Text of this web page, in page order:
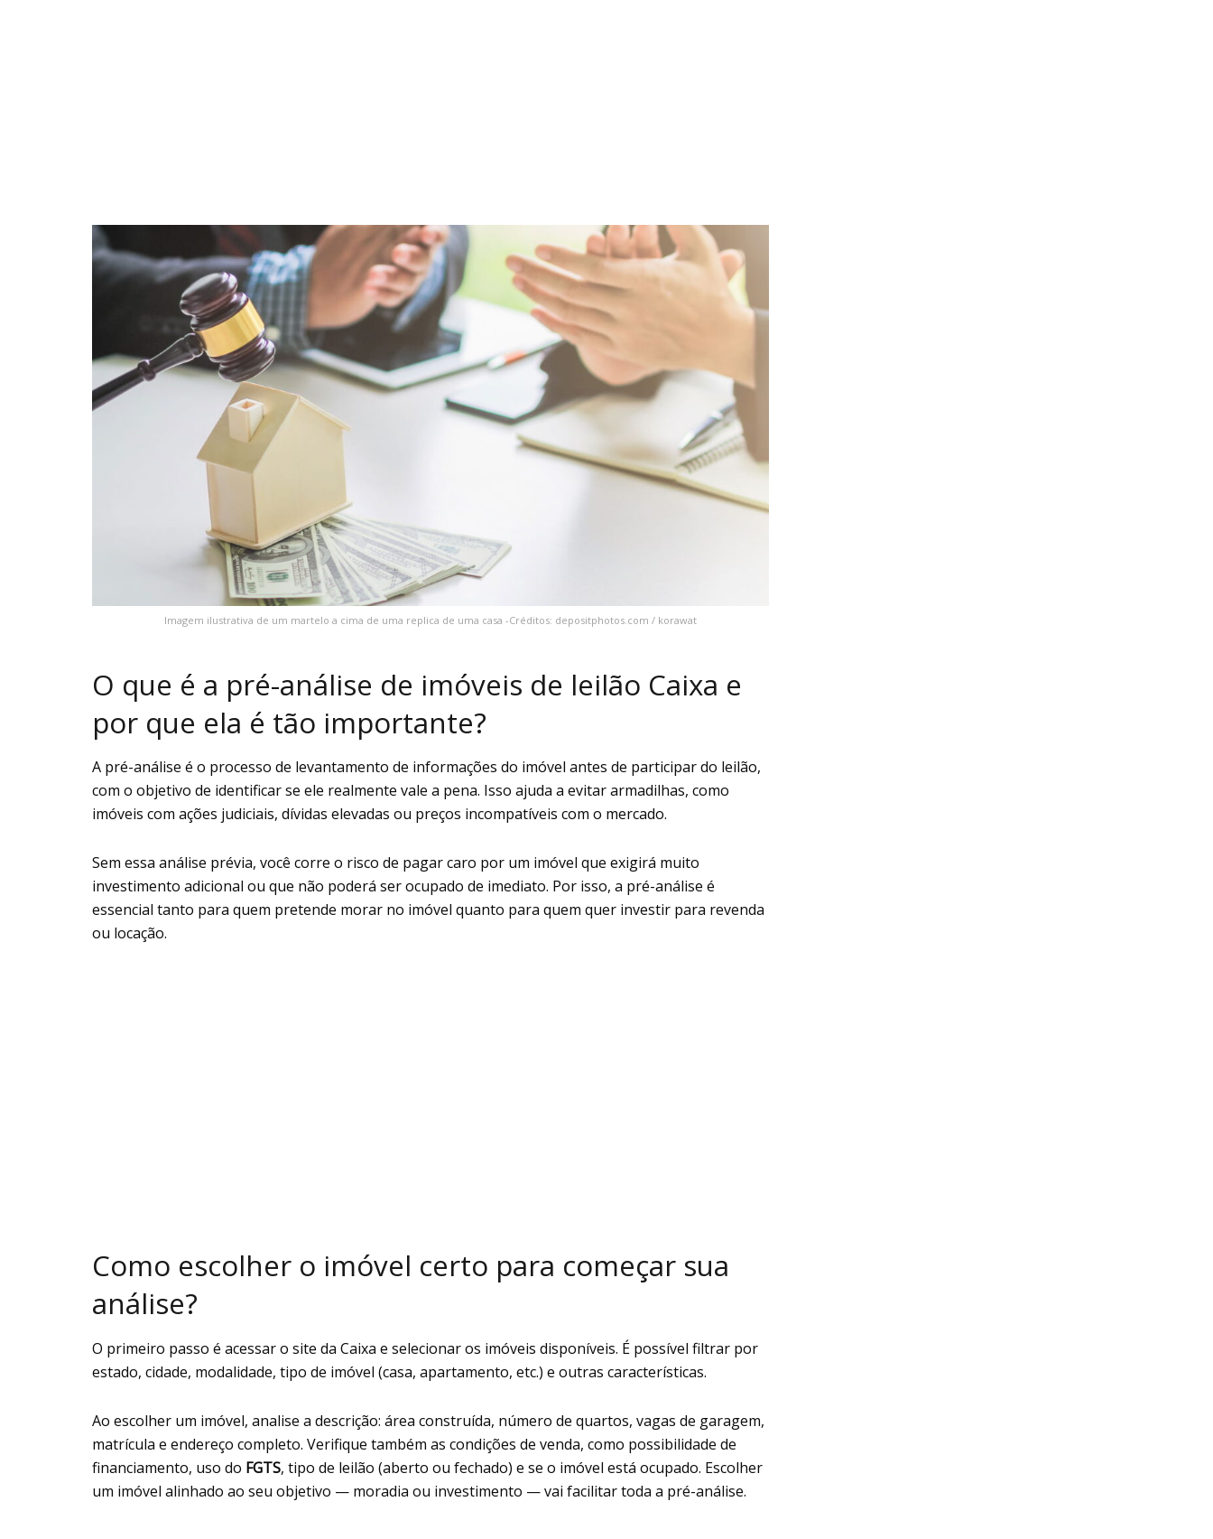
Imagem ilustrativa de um martelo a cima de uma replica de uma casa -Créditos: depositphotos.com / korawat
O que é a pré-análise de imóveis de leilão Caixa e
por que ela é tão importante?
A pré-análise é o processo de levantamento de informações do imóvel antes de participar do leilão,
com o objetivo de identificar se ele realmente vale a pena. Isso ajuda a evitar armadilhas, como
imóveis com ações judiciais, dívidas elevadas ou preços incompatíveis com o mercado.
Sem essa análise prévia, você corre o risco de pagar caro por um imóvel que exigirá muito
investimento adicional ou que não poderá ser ocupado de imediato. Por isso, a pré-análise é
essencial tanto para quem pretende morar no imóvel quanto para quem quer investir para revenda
ou locação.
Como escolher o imóvel certo para começar sua
análise?
O primeiro passo é acessar o site da Caixa e selecionar os imóveis disponíveis. É possível filtrar por
estado, cidade, modalidade, tipo de imóvel (casa, apartamento, etc.) e outras características.
Ao escolher um imóvel, analise a descrição: área construída, número de quartos, vagas de garagem,
matrícula e endereço completo. Verifique também as condições de venda, como possibilidade de
financiamento, uso do FGTS, tipo de leilão (aberto ou fechado) e se o imóvel está ocupado. Escolher
um imóvel alinhado ao seu objetivo — moradia ou investimento — vai facilitar toda a pré-análise.